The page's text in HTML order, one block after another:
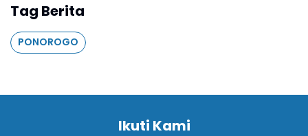
Tag Berita
PONOROGO
Ikuti Kami